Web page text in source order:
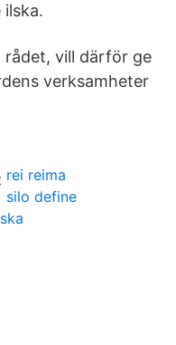
vill därför ge
verksamheter
rei reima
silo define